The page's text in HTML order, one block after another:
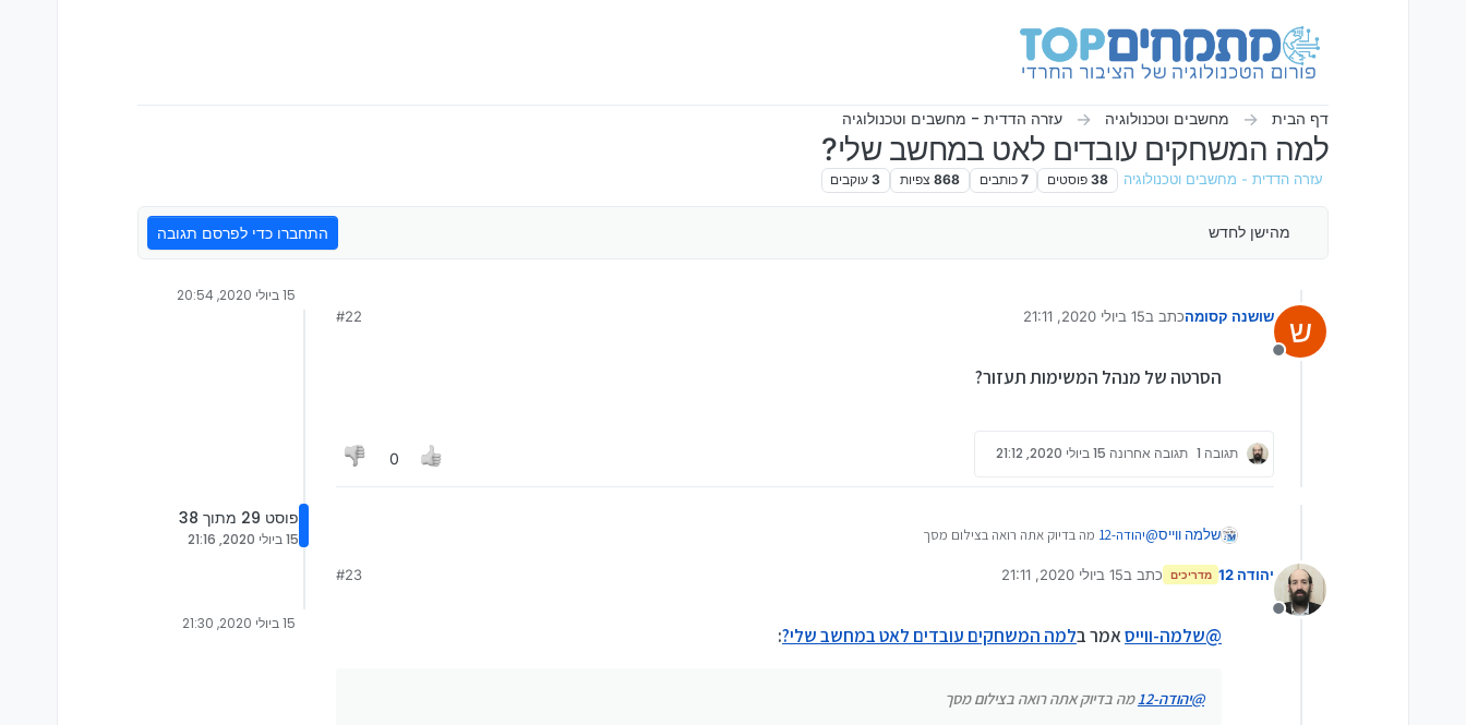
דף הבית מחשבים וטכנולוגיה עזרה הדדית - מחשבים וטכנולוגיה
למה המשחקים עובדים לאט במחשב שלי?
עזרה הדדית - מחשבים וטכנולוגיה 38 פוסטים 7 כותבים 868 צפיות 3 עוקבים
מהישן לחדש התחברו כדי לפרסם תגובה
ש
מנותק
שושנה קסומהכתב ב15 ביולי 2020, 21:11
נערך לאחרונה על ידי
#22
הסרטה של מנהל המשימות תעזור?
תגובה 1 תגובה אחרונה 15 ביולי 2020, 21:12 0
שלמה ווייס@יהודה-12 מה בדיוק אתה רואה בצילום מסך
מנותק
יהודה 12 מדריכים כתב ב15 ביולי 2020, 21:11
נערך לאחרונה על ידי
#23
@שלמה-ווייסאמר בלמה המשחקים עובדים לאט במחשב שלי?:
@יהודה-12 מה בדיוק אתה רואה בצילום מסך
15 ביולי 2020, 20:54
פוסט 29 מתוך 38
15 ביולי 2020, 21:16
15 ביולי 2020, 21:30